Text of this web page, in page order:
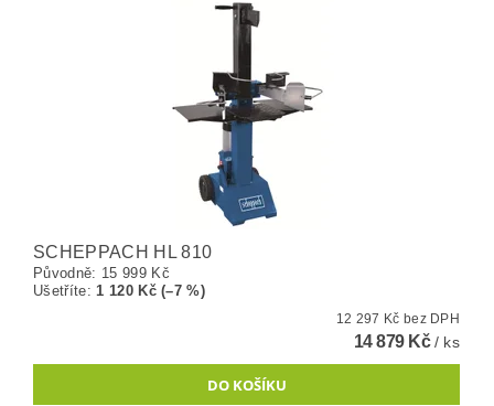
SCHEPPACH HL 810
Původně: 15 999 Kč
Ušetříte: 1 120 Kč (–7 %)
12 297 Kč bez DPH
14 879 Kč/ ks